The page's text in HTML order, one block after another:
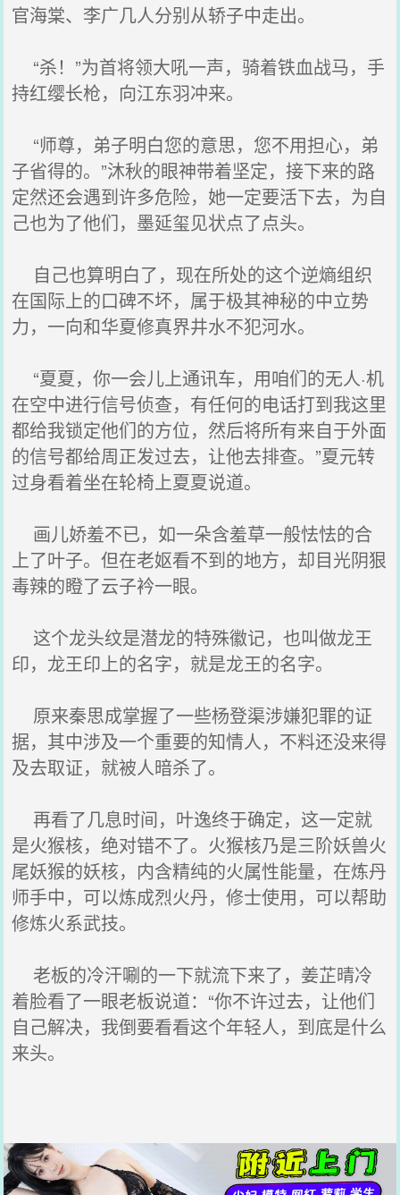
官海棠、李广几人分别从轿子中走出。
“杀！”为首将领大吼一声，骑着铁血战马，手
持红缨长枪，向江东羽冲来。
“师尊，弟子明白您的意思，您不用担心，弟
子省得的。”沐秋的眼神带着坚定，接下来的路
定然还会遇到许多危险，她一定要活下去，为自
己也为了他们，墨延玺见状点了点头。
自己也算明白了，现在所处的这个逆熵组织
在国际上的口碑不坏，属于极其神秘的中立势
力，一向和华夏修真界井水不犯河水。
“夏夏，你一会儿上通讯车，用咱们的无人·机
在空中进行信号侦查，有任何的电话打到我这里
都给我锁定他们的方位，然后将所有来自于外面
的信号都给周正发过去，让他去排查。”夏元转
过身看着坐在轮椅上夏夏说道。
画儿娇羞不已，如一朵含羞草一般怯怯的合
上了叶子。但在老妪看不到的地方，却目光阴狠
毒辣的瞪了云子衿一眼。
这个龙头纹是潜龙的特殊徽记，也叫做龙王
印，龙王印上的名字，就是龙王的名字。
原来秦思成掌握了一些杨登渠涉嫌犯罪的证
据，其中涉及一个重要的知情人，不料还没来得
及去取证，就被人暗杀了。
再看了几息时间，叶逸终于确定，这一定就
是火猴核，绝对错不了。火猴核乃是三阶妖兽火
尾妖猴的妖核，内含精纯的火属性能量，在炼丹
师手中，可以炼成烈火丹，修士使用，可以帮助
修炼火系武技。
老板的冷汗唰的一下就流下来了，姜芷晴冷
着脸看了一眼老板说道：“你不许过去，让他们
自己解决，我倒要看看这个年轻人，到底是什么
来头。